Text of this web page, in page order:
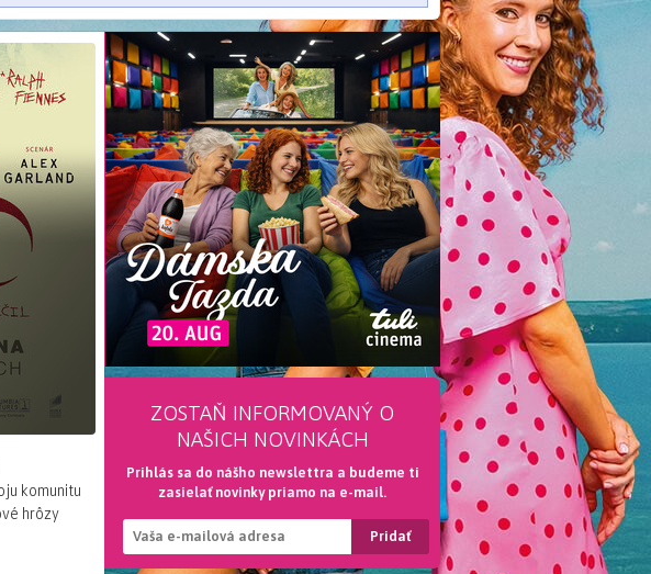
komunitu
hrôzy
ZOSTAŇ INFORMOVANÝ O
NAŠICH NOVINKÁCH
Prihlás sa do nášho newslettra a budeme ti
zasielať novinky priamo na e-mail.